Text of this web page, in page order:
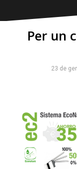
Per un
23 de